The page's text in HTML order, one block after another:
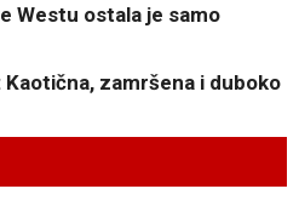
Westu ostala je samo
Kaotična, zamršena i duboko